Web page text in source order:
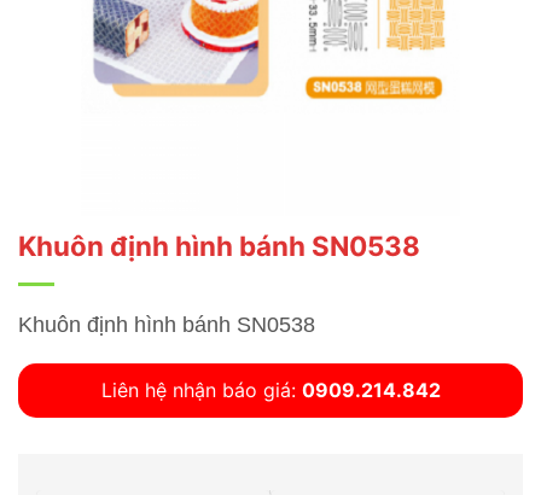
Khuôn định hình bánh SN0538
Khuôn định hình bánh SN0538
Liên hệ nhận báo giá: 0909.214.842